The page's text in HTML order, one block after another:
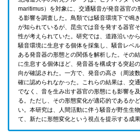
maritimus）を対象に、交通騒音が発音器官の
る影響を調査した。鳥類では騒音環境下で鳴
が知られているが、昆虫では音を発する器官
性が考えられていた。研究では、道路沿いか
騒音環境に生息する個体を採集し、騒音レベ
ある発音器の形態との関係を解析した。その
に生息する個体ほど、発音器を構成する突起
向が確認された。一方で、発音の高さ（周波
確に認められなかった。これらの結果は、交
でなく、音を生み出す器官の形態にも影響を
る。ただし、その形態変化が適応的であるか
い。本研究は、人間活動に伴う騒音が野生生
て、新たに形態変化という視点を提示する成果